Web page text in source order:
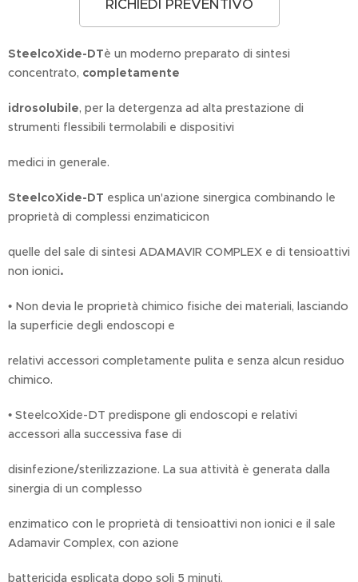
RICHIEDI PREVENTIVO
SteelcoXide-DTè un moderno preparato di sintesi
concentrato, completamente
idrosolubile, per la detergenza ad alta prestazione di
strumenti flessibili termolabili e dispositivi
medici in generale.
SteelcoXide-DT esplica un'azione sinergica combinando le
proprietà di complessi enzimaticicon
quelle del sale di sintesi ADAMAVIR COMPLEX e di tensioattivi
non ionici.
• Non devia le proprietà chimico fisiche dei materiali, lasciando
la superficie degli endoscopi e
relativi accessori completamente pulita e senza alcun residuo
chimico.
• SteelcoXide-DT predispone gli endoscopi e relativi
accessori alla successiva fase di
disinfezione/sterilizzazione. La sua attività è generata dalla
sinergia di un complesso
enzimatico con le proprietà di tensioattivi non ionici e il sale
Adamavir Complex, con azione
battericida esplicata dopo soli 5 minuti.